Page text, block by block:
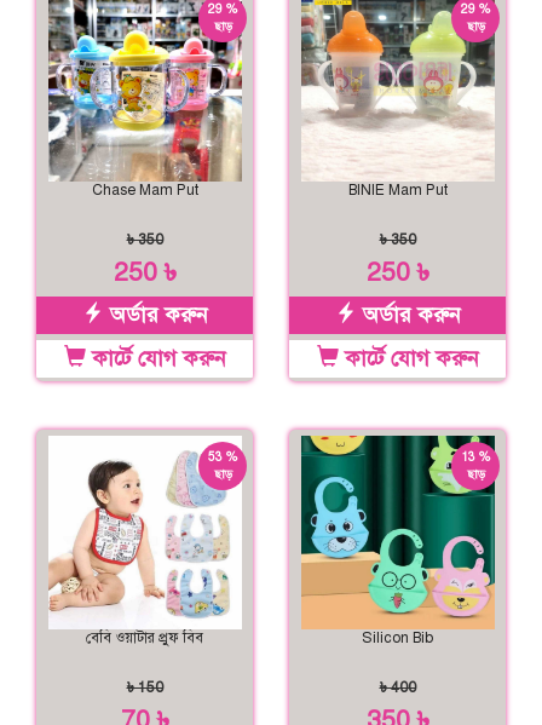
29 %
ছাড়
Chase Mam Put
৳ 350
250 ৳
অর্ডার করুন
কার্টে যোগ করুন
29 %
ছাড়
BINIE Mam Put
৳ 350
250 ৳
অর্ডার করুন
কার্টে যোগ করুন
53 %
ছাড়
বেবি ওয়াটার প্রুফ বিব
৳ 150
13 %
ছাড়
Silicon Bib
৳ 400